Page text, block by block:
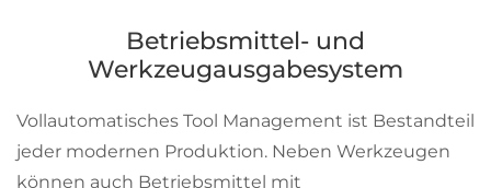
Betriebsmittel- und
Werkzeugausgabesystem
Vollautomatisches Tool Management ist Bestandteil
jeder modernen Produktion. Neben Werkzeugen
können auch Betriebsmittel mit